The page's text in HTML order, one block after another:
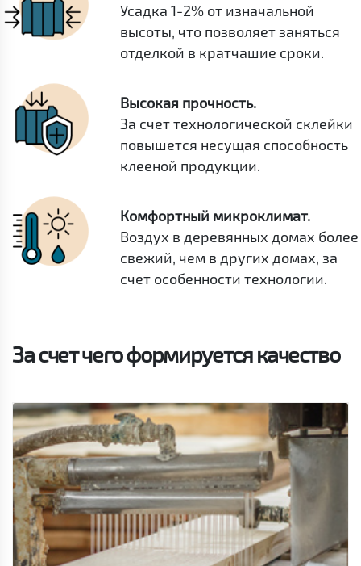
Усадка 1-2% от изначальной
высоты, что позволяет заняться
отделкой в кратчашие сроки.
Высокая прочность.
За счет технологической склейки
повышется несущая способность
клееной продукции.
Комфортный микроклимат.
Воздух в деревянных домах более
свежий, чем в других домах, за
счет особенности технологии.
За счет чего формируется качество